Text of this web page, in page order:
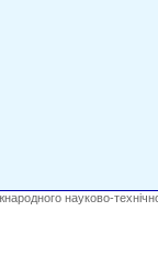
науково-